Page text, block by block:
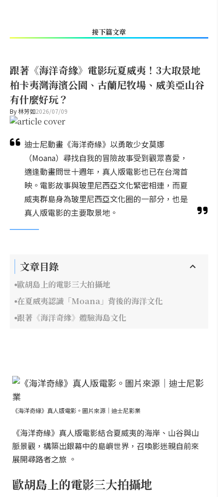
接下篇文章
跟著《海洋奇緣》電影玩夏威夷！3大取景地
柏卡夷灣海濱公園、古蘭尼牧場、威美亞山谷
有什麼好玩？
By林芳如2026/07/09
迪士尼動畫《海洋奇緣》以勇敢少女莫娜
（Moana）尋找自我的冒險故事受到觀眾喜愛，
適逢動畫問世十週年，真人版電影也已在台灣首
映。電影故事與玻里尼西亞文化緊密相連，而夏
威夷群島身為玻里尼西亞文化圈的一部分，也是
真人版電影的主要取景地。
文章目錄
歐胡島上的電影三大拍攝地
在夏威夷認識「Moana」背後的海洋文化
跟著《海洋奇緣》體驗海島文化
《海洋奇緣》真人版電影。圖片來源｜迪士尼影業
《海洋奇緣》真人版電影結合夏威夷的海岸、山谷與山
脈景觀，構築出銀幕中的島嶼世界，召喚影迷親自前來
展開尋路者之旅 。
歐胡島上的電影三大拍攝地